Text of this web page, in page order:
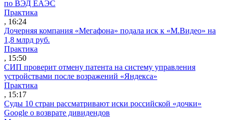
по ВЭД ЕАЭС
Практика
, 16:24
Дочерняя компания «Мегафона» подала иск к «М.Видео» на
1,8 млрд руб.
Практика
, 15:50
СИП проверит отмену патента на систему управления
устройствами после возражений «Яндекса»
Практика
, 15:17
Суды 10 стран рассматривают иски российской «дочки»
Google о возврате дивидендов